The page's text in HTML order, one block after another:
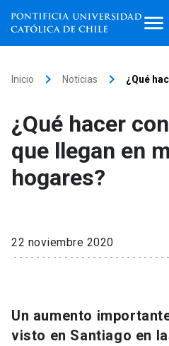
Facultades, escuelas e
institutos
Investigación
Extensión
Universidad
Inicio keyboard_arrow_right Noticias keyboard_arrow_right ¿Qué
¿Qué hacer
que llegan en
hogares?
22 noviembre 2020
Un aumento
visto en Santiago en